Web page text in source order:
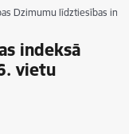
Dzimumu līdztiesības
indeksā
vietu